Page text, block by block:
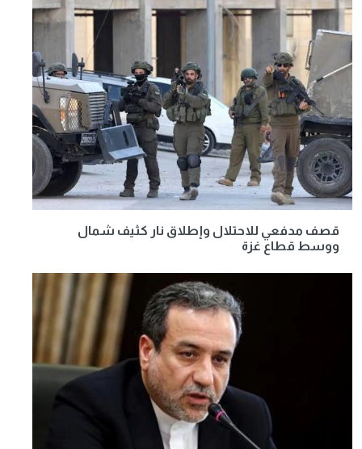
قصف مدفعي للاحتلال وإطلاق نار كثيف شمال
ووسط قطاع غزة